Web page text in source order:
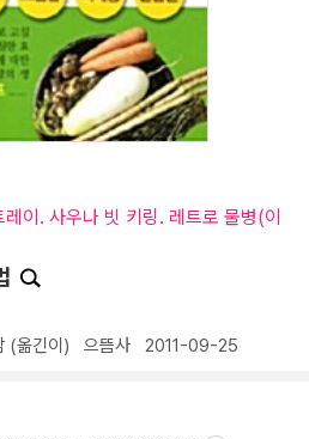
이. 사우나 빗 키링. 레트로 물병(이
(옮긴이) 으뜸사 2011-09-25